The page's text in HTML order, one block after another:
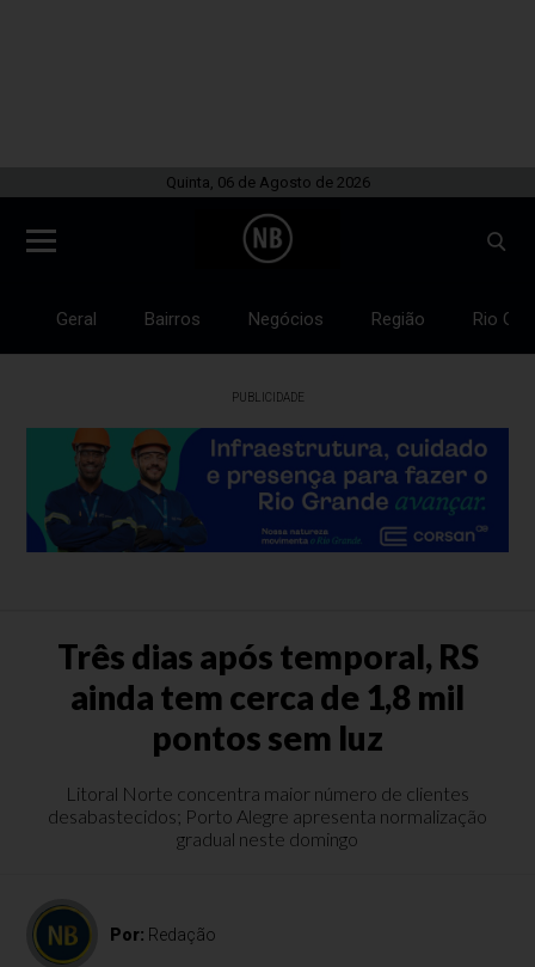
Quinta, 06 de Agosto de 2026
Geral Bairros Negócios Região Rio
PUBLICIDADE
Três dias após temporal, RS
ainda tem cerca de 1,8 mil
pontos sem luz
Litoral Norte concentra maior número de clientes
desabastecidos; Porto Alegre apresenta normalização
gradual neste domingo
Por: Redação